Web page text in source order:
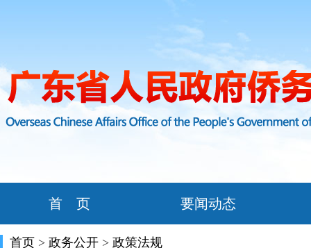
首 页 要闻动态
首页 > 政务公开 > 政策法规